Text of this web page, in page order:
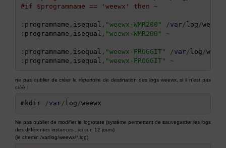
#if $programname == 'weewx' then ~
: programname , isequal , "weewx-WMR200" /var/ log /weewx
: programname , isequal , "weewx-WMR200" ~
: programname , isequal , "weewx-FROGGIT" /var/ log /weewx
: programname , isequal , "weewx-FROGGIT" ~
ne pas oublier de créer le répertoire de destination des logs weewx, si il n’est pas
créé :
mkdir /var/ log /weewx
Ne pas oublier de modifier le logrotate (système permettant de sauvegarder les logs
des différentes instances , ici sur 12 jours)
(le chemin /var/log/weewx/*.log)